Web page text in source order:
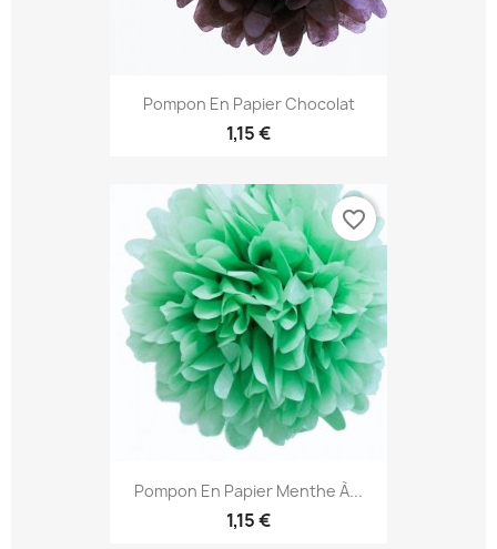
Pompon En Papier Chocolat
1,15 €
Pompon En Papier Menthe À...
1,15 €
favorite_border